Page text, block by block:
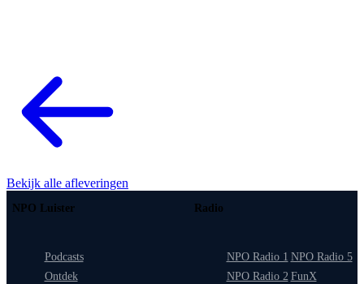
Bekijk alle afleveringen
NPO Luister
Podcasts
Ontdek
Radio
NPO Radio 1
NPO Radio 2
NPO Radio 5
FunX